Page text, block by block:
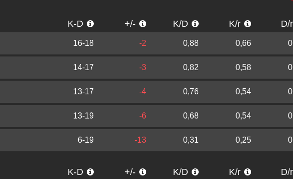
K-D +/- K/D K/r D/r
16-18 -2 0,88 0,66
14-17 -3 0,82 0,58
13-17 -4 0,76 0,54
13-19 -6 0,68 0,54
6-19 -13 0,31 0,25
K-D +/- K/D K/r D/r